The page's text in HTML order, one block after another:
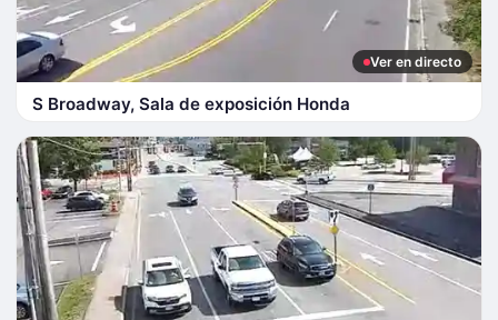
Ver en directo
S Broadway, Sala de exposición Honda